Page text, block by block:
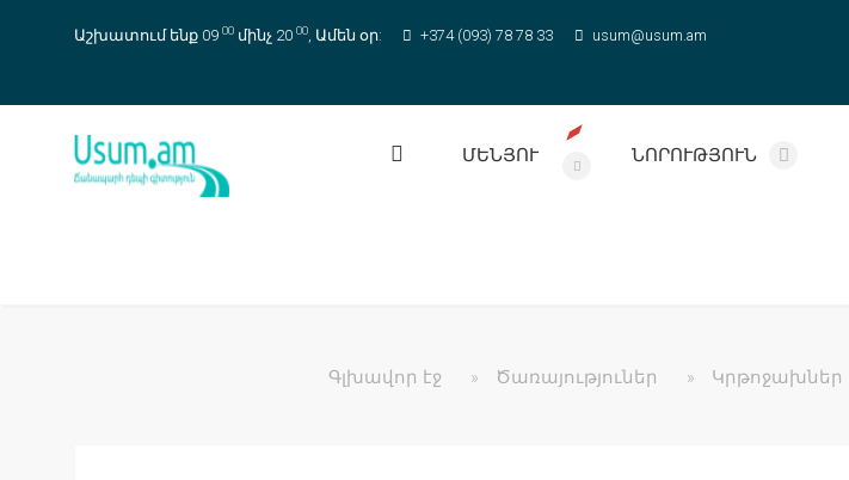
Աշխատում ենք 09 00 մինչ 20 00, Ամեն օր: +374 (093) 78 78 33 usum@usum.am
ՄԵՆՅՈՒ ՆՈՐՈՒԹՅՈՒՆ
Գլխավոր էջ » Ծառայություներ » Կրթոջախներ